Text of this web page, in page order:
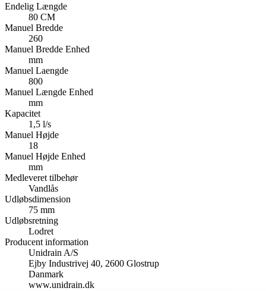
Endelig Længde
80 CM
Manuel Bredde
260
Manuel Bredde Enhed
mm
Manuel Laengde
800
Manuel Længde Enhed
mm
Kapacitet
1,5 l/s
Manuel Højde
18
Manuel Højde Enhed
mm
Medleveret tilbehør
Vandlås
Udløbsdimension
75 mm
Udløbsretning
Lodret
Producent information
Unidrain A/S
Ejby Industrivej 40, 2600 Glostrup
Danmark
www.unidrain.dk